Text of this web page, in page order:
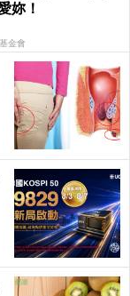
妳！
金會